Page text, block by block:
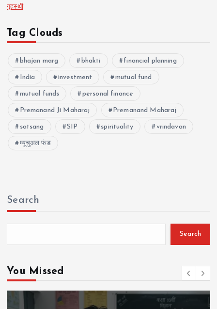
गृहस्थी
Tag Clouds
bhajan marg bhakti financial planning
India investment mutual fund
mutual funds personal finance
Premanand Ji Maharaj Premanand Maharaj
satsang SIP spirituality vrindavan
म्यूचुअल फंड
Search
Search
You Missed